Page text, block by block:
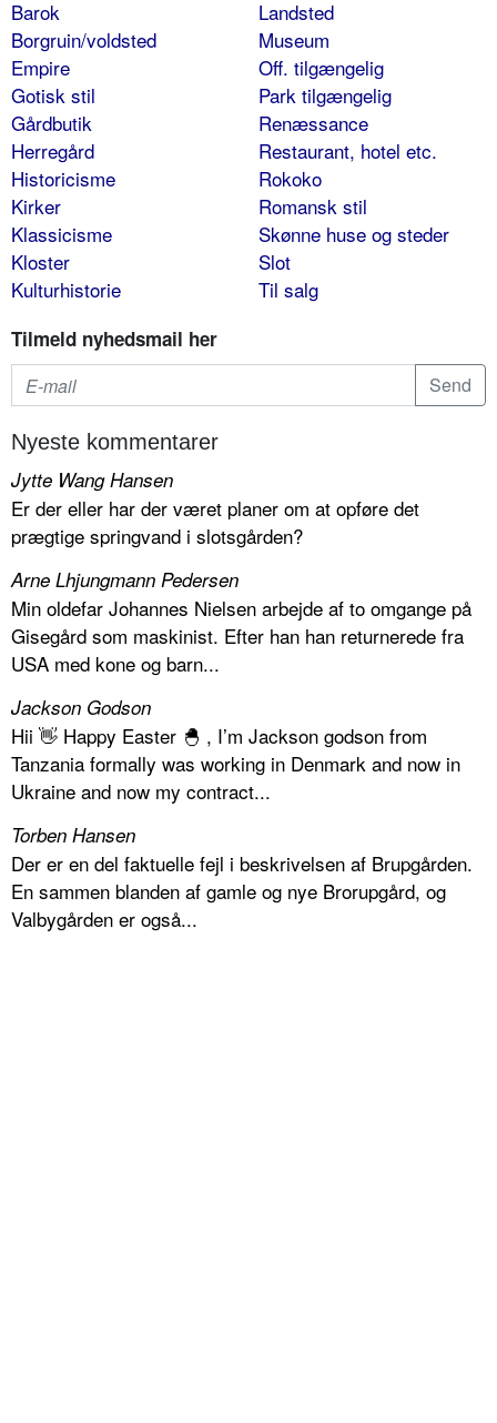
Barok
Borgruin/voldsted
Empire
Gotisk stil
Gårdbutik
Herregård
Historicisme
Kirker
Klassicisme
Kloster
Kulturhistorie
Landsted
Museum
Off. tilgængelig
Park tilgængelig
Renæssance
Restaurant, hotel etc.
Rokoko
Romansk stil
Skønne huse og steder
Slot
Til salg
Tilmeld nyhedsmail her
Nyeste kommentarer
Jytte Wang Hansen
Er der eller har der været planer om at opføre det
prægtige springvand i slotsgården?
Arne Lhjungmann Pedersen
Min oldefar Johannes Nielsen arbejde af to omgange på
Gisegård som maskinist. Efter han han returnerede fra
USA med kone og barn...
Jackson Godson
Hii 👋 Happy Easter 🐣 , I’m Jackson godson from
Tanzania formally was working in Denmark and now in
Ukraine and now my contract...
Torben Hansen
Der er en del faktuelle fejl i beskrivelsen af Brupgården.
En sammen blanden af gamle og nye Brorupgård, og
Valbygården er også...